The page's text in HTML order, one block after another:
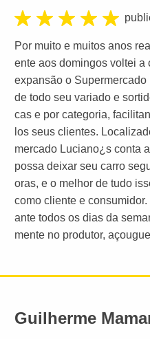
Por muito e muitos anos
ente aos domingos voltei a
expansão o
de todo seu variado e
cas e por categoria,
los seus clientes.
mercado Luciano¿s conta
possa deixar seu carro
oras, e o melhor de tudo
como cliente e
ante todos os dias da
mente no produtor,
Guilherme